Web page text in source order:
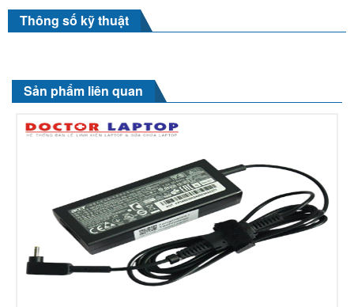
Thông số kỹ thuật
Sản phẩm liên quan